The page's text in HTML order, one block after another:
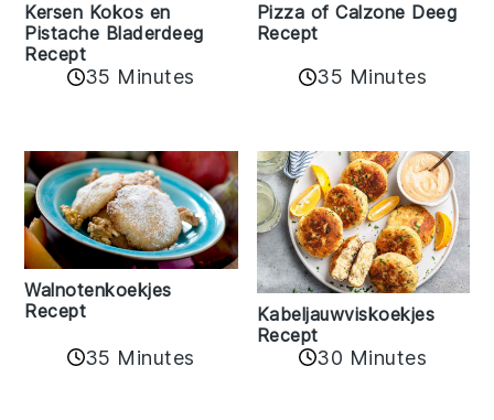
Kersen Kokos en
Pistache Bladerdeeg
Recept
35 Minutes
Pizza of Calzone Deeg
Recept
35 Minutes
Walnotenkoekjes
Recept
35 Minutes
Kabeljauwviskoekjes
Recept
30 Minutes